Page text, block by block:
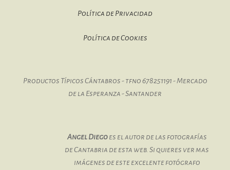
Política de Privacidad
Política de Cookies
Productos Típicos Cántabros - tfno 678251191 - Mercado
de la Esperanza - Santander
Angel Diegoes el autor de las fotografías
de Cantabria de esta web. Si quieres ver mas
imágenes de este excelente fotógrafo